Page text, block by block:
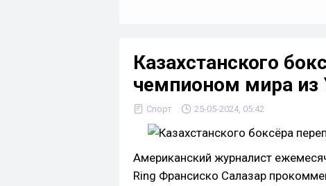
Казахстанского
чемпионом мира из
Спорт 25-05-2024, 05:42
Американский журналист
Ring Франсиско Салазар